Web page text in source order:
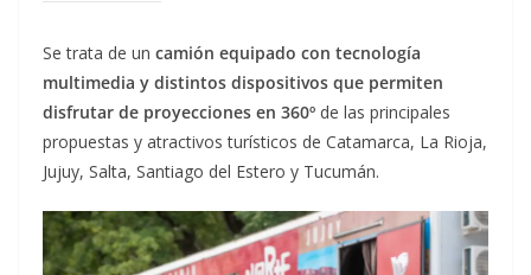
Se trata de un camión equipado con tecnología
multimedia y distintos dispositivos que permiten
disfrutar de proyecciones en 360º de las principales
propuestas y atractivos turísticos de Catamarca, La Rioja,
Jujuy, Salta, Santiago del Estero y Tucumán.